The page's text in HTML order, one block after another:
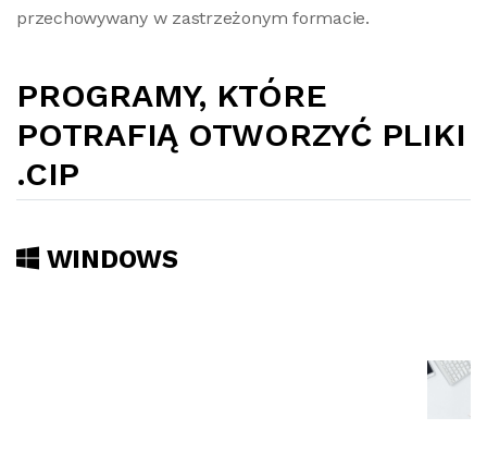
przechowywany w zastrzeżonym formacie.
PROGRAMY, KTÓRE
POTRAFIĄ OTWORZYĆ PLIKI
.CIP
WINDOWS